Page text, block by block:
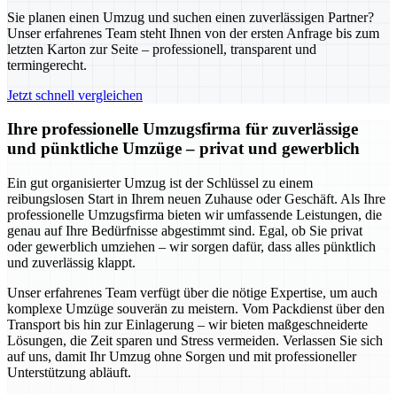
Sie planen einen Umzug und suchen einen zuverlässigen Partner?
Unser erfahrenes Team steht Ihnen von der ersten Anfrage bis zum
letzten Karton zur Seite – professionell, transparent und
termingerecht.
Jetzt schnell vergleichen
Ihre professionelle Umzugsfirma für zuverlässige
und pünktliche Umzüge – privat und gewerblich
Ein gut organisierter Umzug ist der Schlüssel zu einem
reibungslosen Start in Ihrem neuen Zuhause oder Geschäft. Als Ihre
professionelle Umzugsfirma bieten wir umfassende Leistungen, die
genau auf Ihre Bedürfnisse abgestimmt sind. Egal, ob Sie privat
oder gewerblich umziehen – wir sorgen dafür, dass alles pünktlich
und zuverlässig klappt.
Unser erfahrenes Team verfügt über die nötige Expertise, um auch
komplexe Umzüge souverän zu meistern. Vom Packdienst über den
Transport bis hin zur Einlagerung – wir bieten maßgeschneiderte
Lösungen, die Zeit sparen und Stress vermeiden. Verlassen Sie sich
auf uns, damit Ihr Umzug ohne Sorgen und mit professioneller
Unterstützung abläuft.